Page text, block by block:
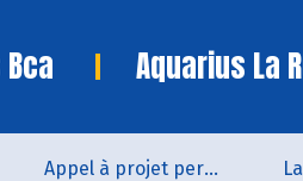
Aquarius La
Appel à projet permanent